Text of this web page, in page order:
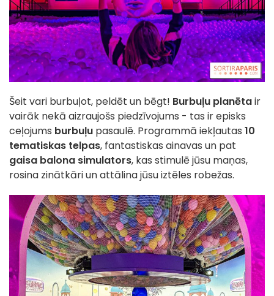
Šeit vari burbuļot, peldēt un bēgt! Burbuļu planētair
vairāk nekā aizraujošs piedzīvojums - tas ir episks
ceļojums burbuļu pasaulē. Programmā iekļautas 10
tematiskas telpas, fantastiskas ainavas un pat
gaisa balona simulators, kas stimulē jūsu maņas,
rosina zinātkāri un attālina jūsu iztēles robežas.